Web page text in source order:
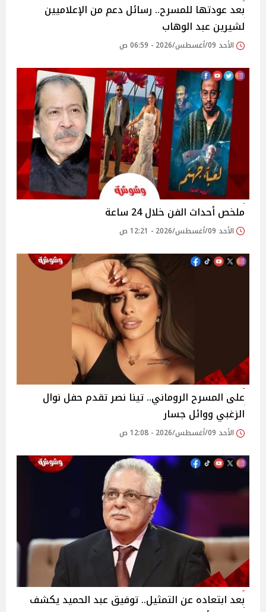
بعد عودتها للمسرح.. رسائل دعم من الإعلاميين
لشيرين عبد الوهاب
الأحد 09/أغسطس/2026 - 06:59 ص
ملخص أحداث الفن خلال 24 ساعة
الأحد 09/أغسطس/2026 - 12:21 ص
على المسرح الروماني.. تينا نصر تقدم حفل نوال
الزغبي ووائل جسار
الأحد 09/أغسطس/2026 - 12:08 ص
بعد ابتعاده عن التمثيل.. توفيق عبد الحميد يكشف